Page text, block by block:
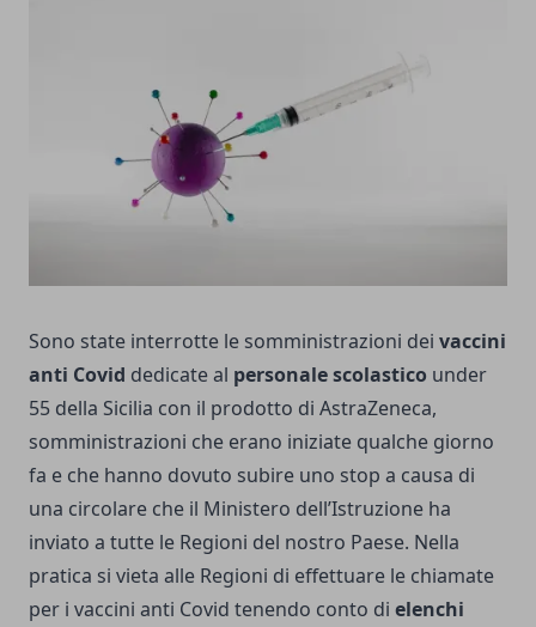
Sono state interrotte le somministrazioni dei vaccini
anti Covid dedicate al personale scolastico under
55 della Sicilia con il prodotto di AstraZeneca,
somministrazioni che erano iniziate qualche giorno
fa e che hanno dovuto subire uno stop a causa di
una circolare che il Ministero dell’Istruzione ha
inviato a tutte le Regioni del nostro Paese. Nella
pratica si vieta alle Regioni di effettuare le chiamate
per i vaccini anti Covid tenendo conto di elenchi